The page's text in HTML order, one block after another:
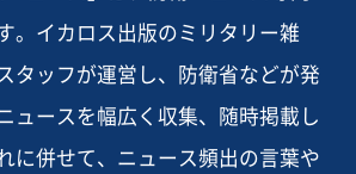
。イカロス出版のミリタリー雑
タッフが運営し、防衛省などが発
ュースを幅広く収集、随時掲載し
に併せて、ニュース頻出の言葉や